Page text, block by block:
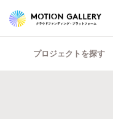
プロジェクトを探す